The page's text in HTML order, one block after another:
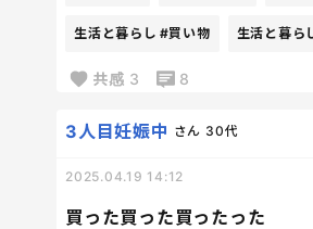
いつもは徒歩5分程の小さな
生活と暮らし #買い物 生活と暮ら
共感 3 8
買った買った買ったった
3人目妊娠中 さん 30代
2025.04.19 14:12